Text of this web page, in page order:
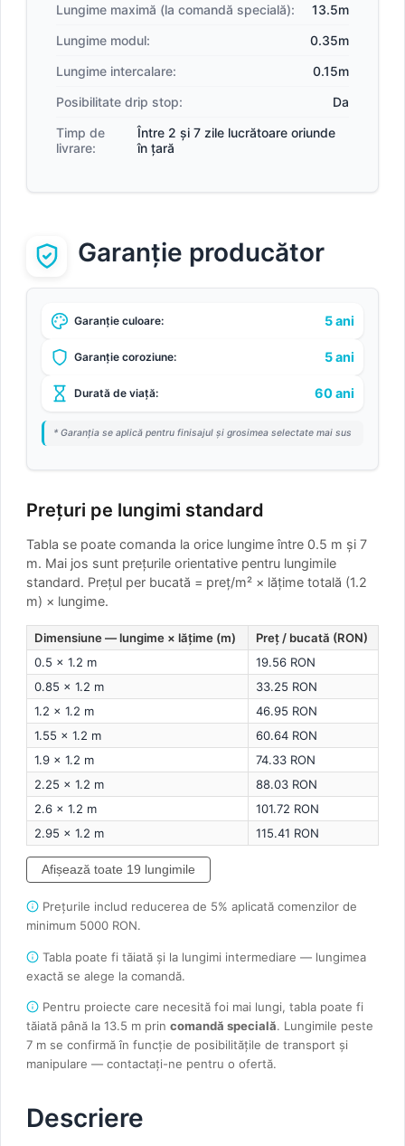
Lungime maximă (la comandă specială):
13.5m
Lungime modul:
0.35m
Lungime intercalare:
0.15m
Posibilitate drip stop:
Da
Timp de
livrare:
Între 2 și 7 zile lucrătoare oriunde
în țară
Garanție producător
Garanție culoare: 5 ani
Garanție coroziune: 5 ani
Durată de viață: 60 ani
* Garanția se aplică pentru finisajul și grosimea selectate mai sus
Prețuri pe lungimi standard
Tabla se poate comanda la orice lungime între 0.5 m și 7
m. Mai jos sunt prețurile orientative pentru lungimile
standard. Prețul per bucată = preț/m² × lățime totală (1.2
m) × lungime.
Dimensiune — lungime × lățime (m)
Preț / bucată (RON)
0.5 × 1.2 m
19.56 RON
0.85 × 1.2 m
33.25 RON
1.2 × 1.2 m
46.95 RON
1.55 × 1.2 m
60.64 RON
1.9 × 1.2 m
74.33 RON
2.25 × 1.2 m
88.03 RON
2.6 × 1.2 m
101.72 RON
2.95 × 1.2 m
115.41 RON
Afișează toate 19 lungimile
Prețurile includ reducerea de 5% aplicată comenzilor de
minimum 5000 RON.
Tabla poate fi tăiată și la lungimi intermediare — lungimea
exactă se alege la comandă.
Pentru proiecte care necesită foi mai lungi, tabla poate fi
tăiată până la 13.5 m prin comandă specială. Lungimile peste
7 m se confirmă în funcție de posibilitățile de transport și
manipulare — contactați-ne pentru o ofertă.
Descriere